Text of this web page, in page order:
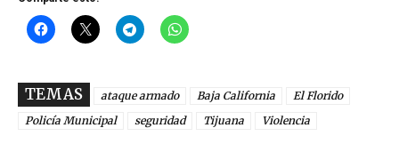
TEMAS ataque armado Baja California
El Florido
Policía Municipal
seguridad Tijuana Violencia